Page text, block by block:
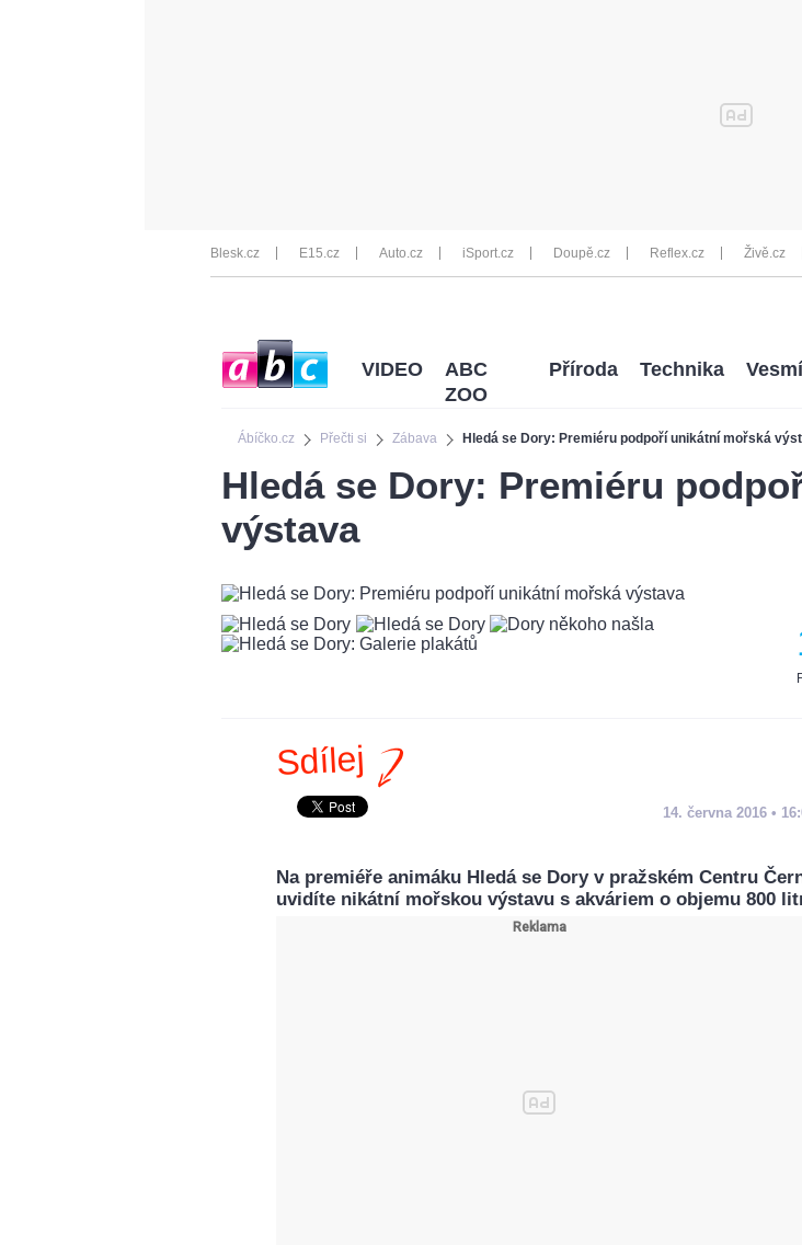
Blesk.cz E15.cz Auto.cz iSport.cz Doupě.cz Reflex.cz Živě.cz
Ábíčko.cz Přečti si Zábava Hledá se Dory: Premiéru podpoří unikátní mořská
VIDEO
ABC
ZOO
Příroda Technika
Hledá se Dory: Premiéru
výstava
Sdílej
14. června 2016 •
Na premiéře animáku Hledá se Dory v pražském Centru
uvidíte nikátní mořskou výstavu s akváriem o objemu 800